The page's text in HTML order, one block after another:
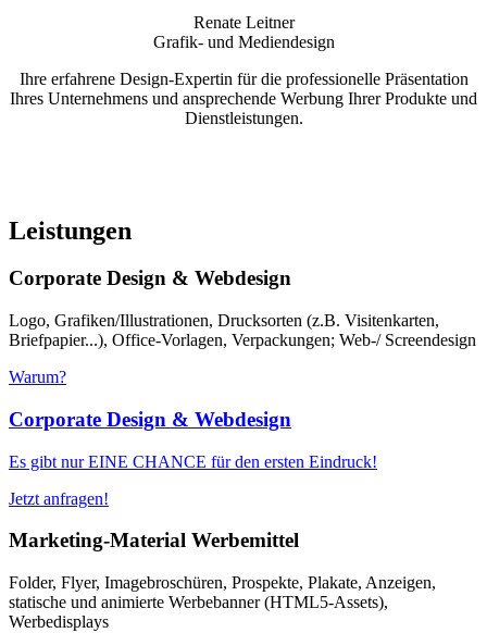
Renate Leitner
Grafik- und Mediendesign
Ihre erfahrene Design-Expertin für die professionelle Präsentation
Ihres Unternehmens und ansprechende Werbung Ihrer Produkte und
Dienstleistungen.
Leistungen
Corporate Design & Webdesign
Logo, Grafiken/Illustrationen, Drucksorten (z.B. Visitenkarten,
Briefpapier...), Office-Vorlagen, Verpackungen; Web-/ Screendesign
Warum?
Corporate Design & Webdesign
Es gibt nur EINE CHANCE für den ersten Eindruck!
Jetzt anfragen!
Marketing-Material Werbemittel
Folder, Flyer, Imagebroschüren, Prospekte, Plakate, Anzeigen,
statische und animierte Werbebanner (HTML5-Assets),
Werbedisplays